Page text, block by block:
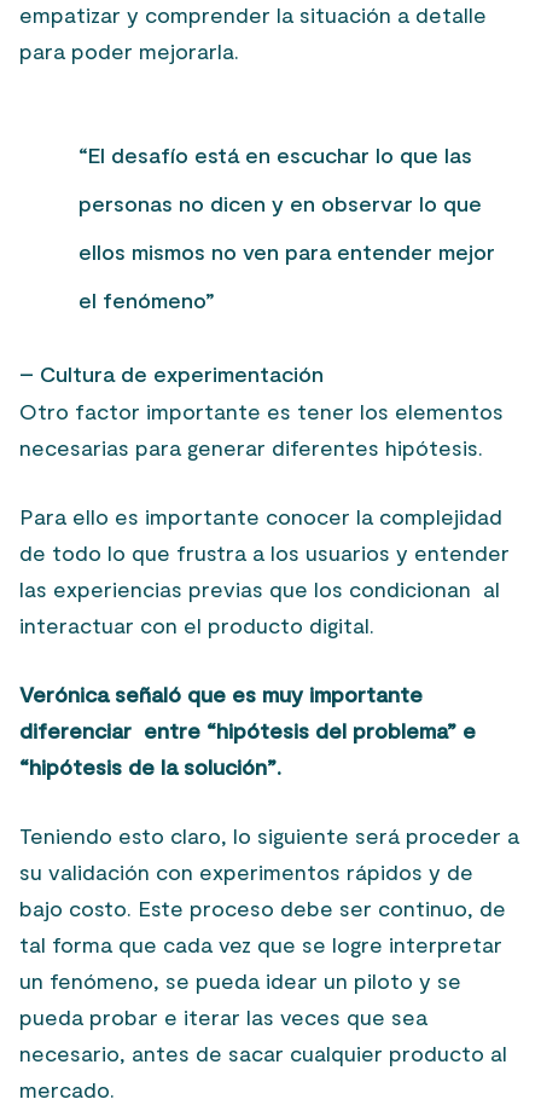
empatizar y comprender la situación a detalle
para poder mejorarla.
“El desafío está en escuchar lo que las
personas no dicen y en observar lo que
ellos mismos no ven para entender mejor
el fenómeno”
– Cultura de experimentación
Otro factor importante es tener los elementos
necesarias para generar diferentes hipótesis.
Para ello es importante conocer la complejidad
de todo lo que frustra a los usuarios y entender
las experiencias previas que los condicionan al
interactuar con el producto digital.
Verónica señaló que es muy importante
diferenciar entre “hipótesis del problema” e
“hipótesis de la solución”.
Teniendo esto claro, lo siguiente será proceder a
su validación con experimentos rápidos y de
bajo costo. Este proceso debe ser continuo, de
tal forma que cada vez que se logre interpretar
un fenómeno, se pueda idear un piloto y se
pueda probar e iterar las veces que sea
necesario, antes de sacar cualquier producto al
mercado.